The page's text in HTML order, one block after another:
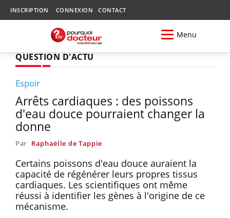
INSCRIPTION CONNEXION CONTACT
Menu
QUESTION D'ACTU
Espoir
Arrêts cardiaques : des poissons
d'eau douce pourraient changer la
donne
Par Raphaëlle de Tappie
Certains poissons d'eau douce auraient la
capacité de régénérer leurs propres tissus
cardiaques. Les scientifiques ont même
réussi à identifier les gènes à l'origine de ce
mécanisme.